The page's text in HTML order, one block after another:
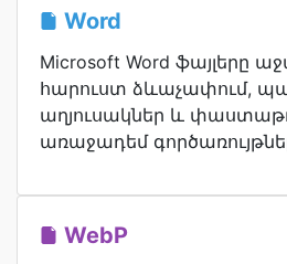
Word
Microsoft Word ֆայլերը
հարուստ ձևաչափում,
աղյուսակներ և
առաջադեմ
WebP